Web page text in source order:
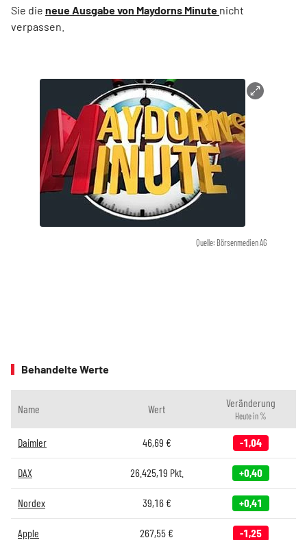
Sie die neue Ausgabe von Maydorns Minute nicht
verpassen.
Quelle: Börsenmedien AG
Behandelte Werte
Name Wert Veränderung
Heute in %
Daimler 46,69 € -1,04
DAX 26.425,19 Pkt. +0,40
Nordex 39,16€ +0,41
Apple 267,55 € -1,25